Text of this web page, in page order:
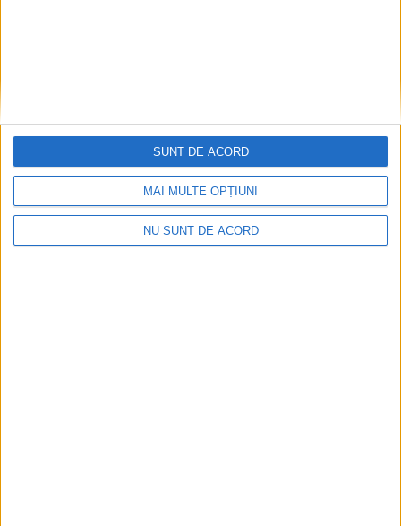
MAI MULTE OPȚIUNI
NU SUNT DE ACORD
SUNT DE ACORD